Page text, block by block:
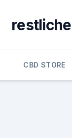
CBD STORE